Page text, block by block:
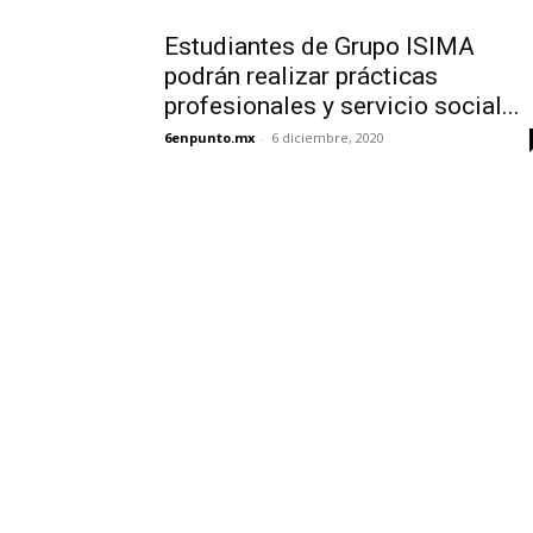
Estudiantes de Grupo ISIMA
podrán realizar prácticas
profesionales y servicio social...
6enpunto.mx - 6 diciembre, 2020